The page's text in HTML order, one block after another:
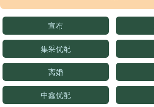
宣布
集采优配
离婚
中鑫优配